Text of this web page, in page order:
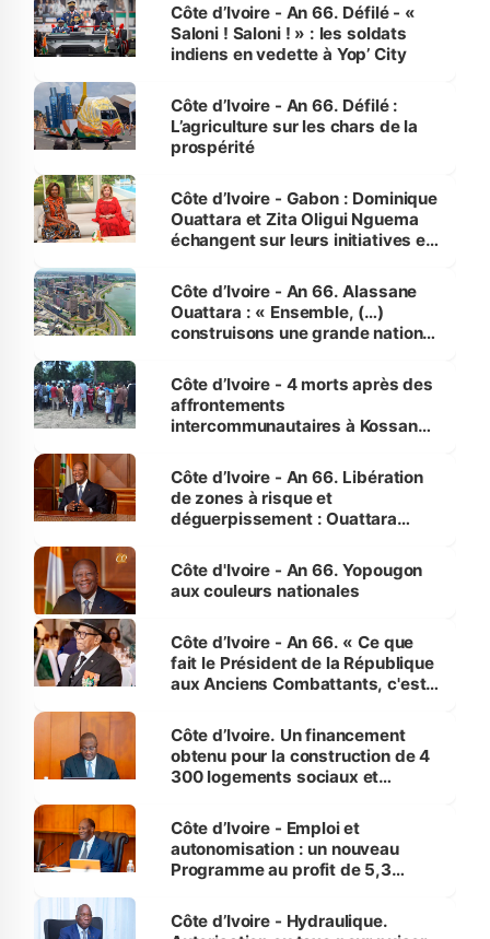
Côte d’Ivoire - An 66. Défilé - «
Saloni ! Saloni ! » : les soldats
indiens en vedette à Yop’ City
Côte d’Ivoire - An 66. Défilé :
L’agriculture sur les chars de la
prospérité
Côte d’Ivoire - Gabon : Dominique
Ouattara et Zita Oligui Nguema
échangent sur leurs initiatives en
enfants
Côte d’Ivoire - An 66. Alassane
Ouattara : « Ensemble, (…)
construisons une grande nation
générations futures »
Côte d’Ivoire - 4 morts après des
affrontements
intercommunautaires à Kossandji
milieu des sinistrés
Côte d’Ivoire - An 66. Libération
de zones à risque et
déguerpissement : Ouattara
l'Etat de droit pour préserver les
vies humaines »
Côte d'Ivoire - An 66. Yopougon
aux couleurs nationales
Côte d’Ivoire - An 66. « Ce que
fait le Président de la République
aux Anciens Combattants, c'est
Côte d’Ivoire. Un financement
obtenu pour la construction de 4
300 logements sociaux et
et Yamoussoukro
Côte d’Ivoire - Emploi et
autonomisation : un nouveau
Programme au profit de 5,3
Côte d’Ivoire - Hydraulique.